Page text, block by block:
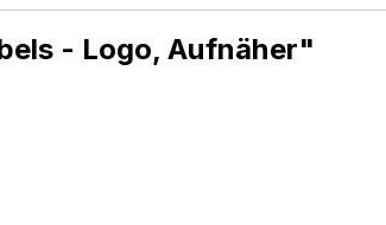
- Logo, Aufnäher"